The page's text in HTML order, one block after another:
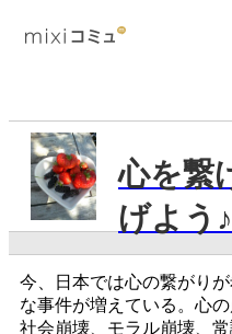
心を繋
げよう♪
今、日本では心の繋がり
な事件が増えている。心
社会崩壊、モラル崩壊、